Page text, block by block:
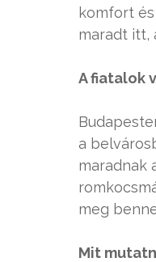
komfort
maradt itt,
A fiatalok
a
maradnak
meg
Mit